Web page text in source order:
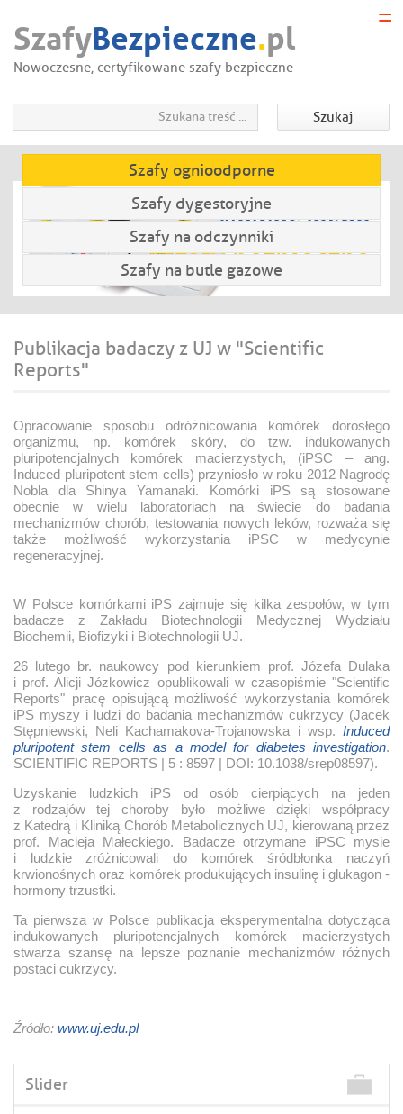
Start
Firma
Porady
Galeria
SzafyBezpieczne.pl
Nowoczesne, certyfikowane szafy bezpieczne
Szukaj
Nowoczesne
szafy bezpieczne
Szafy ognioodporne
Szafy dygestoryjne
Szafy na odczynniki
Szafy na butle gazowe
Publikacja badaczy z UJ w "Scientific
Reports"
Opracowanie sposobu odróżnicowania komórek dorosłego
organizmu, np. komórek skóry, do tzw. indukowanych
pluripotencjalnych komórek macierzystych, (iPSC – ang.
Induced pluripotent stem cells) przyniosło w roku 2012 Nagrodę
Nobla dla Shinya Yamanaki. Komórki iPS są stosowane
obecnie w wielu laboratoriach na świecie do badania
mechanizmów chorób, testowania nowych leków, rozważa się
także możliwość wykorzystania iPSC w medycynie
regeneracyjnej.
W Polsce komórkami iPS zajmuje się kilka zespołów, w tym
badacze z Zakładu Biotechnologii Medycznej Wydziału
Biochemii, Biofizyki i Biotechnologii UJ.
26 lutego br. naukowcy pod kierunkiem prof. Józefa Dulaka
i prof. Alicji Józkowicz opublikowali w czasopiśmie "Scientific
Reports" pracę opisującą możliwość wykorzystania komórek
iPS myszy i ludzi do badania mechanizmów cukrzycy (Jacek
Stępniewski, Neli Kachamakova-Trojanowska i wsp. Induced
pluripotent stem cells as a model for diabetes investigation.
SCIENTIFIC REPORTS | 5 : 8597 | DOI: 10.1038/srep08597).
Uzyskanie ludzkich iPS od osób cierpiących na jeden
z rodzajów tej choroby było możliwe dzięki współpracy
z Katedrą i Kliniką Chorób Metabolicznych UJ, kierowaną przez
prof. Macieja Małeckiego. Badacze otrzymane iPSC mysie
i ludzkie zróżnicowali do komórek śródbłonka naczyń
krwionośnych oraz komórek produkujących insulinę i glukagon -
hormony trzustki.
Ta pierwsza w Polsce publikacja eksperymentalna dotycząca
indukowanych pluripotencjalnych komórek macierzystych
stwarza szansę na lepsze poznanie mechanizmów różnych
postaci cukrzycy.
Źródło: www.uj.edu.pl
Slider